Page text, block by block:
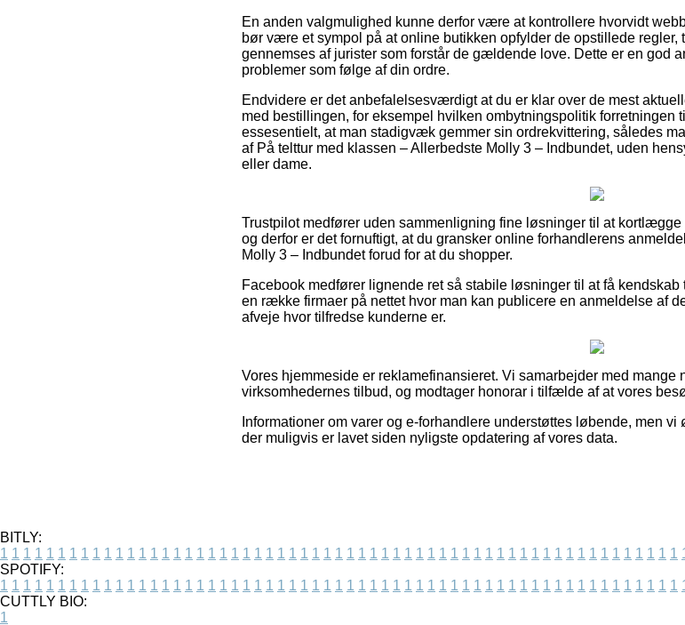
En anden valgmulighed kunne derfor være at kontrollere hvorvidt
bør være et sympol på at online butikken opfylder de opstillede regler,
gennemses af jurister som forstår de gældende love. Dette er en god
problemer som følge af din ordre.
Endvidere er det anbefalelsesværdigt at du er klar over de mest
med bestillingen, for eksempel hvilken ombytningspolitik forretningen
essesentielt, at man stadigvæk gemmer sin ordrekvittering, således
af På telttur med klassen – Allerbedste Molly 3 – Indbundet, uden
eller dame.
Trustpilot medfører uden sammenligning fine løsninger til at
og derfor er det fornuftigt, at du gransker online forhandlerens
Molly 3 – Indbundet forud for at du shopper.
Facebook medfører lignende ret så stabile løsninger til at få
en række firmaer på nettet hvor man kan publicere en anmeldelse af
afveje hvor tilfredse kunderne er.
Vores hjemmeside er reklamefinansieret. Vi samarbejder med mange
virksomhedernes tilbud, og modtager honorar i tilfælde af at vores
Informationer om varer og e-forhandlere understøttes løbende, men
der muligvis er lavet siden nyligste opdatering af vores data.
BITLY:
1 1 1 1 1 1 1 1 1 1 1 1 1 1 1 1 1 1 1 1 1 1 1 1 1 1 1 1 1 1 1 1 1 1 1 1 1 1 1 1 1 1 1 1 1 1 1 1 1 1 1 1 1 1 1 1 1 1 1
SPOTIFY:
1 1 1 1 1 1 1 1 1 1 1 1 1 1 1 1 1 1 1 1 1 1 1 1 1 1 1 1 1 1 1 1 1 1 1 1 1 1 1 1 1 1 1 1 1 1 1 1 1 1 1 1 1 1 1 1 1 1 1
CUTTLY BIO:
1